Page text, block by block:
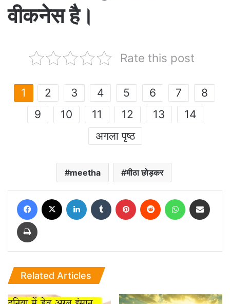
वीकनेस है।
Rate this post
1 2 3 4 5 6 7
8
9
10 11 12 13
14
अगला पृष्ठ
meetha मीठा छोड़कर
Facebook LinkedIn Tumblr Pinterest Reddit WhatsApp
Print
Related Articles